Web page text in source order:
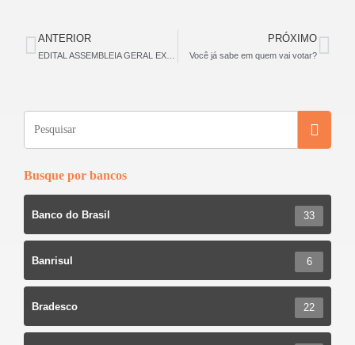
c
e
o
o
tt
er e
ANTERIOR PRÓXIMO
Você já sabe em quem vai votar?
Busque por bancos
Banco do Brasil 33
Banrisul 6
Bradesco 22